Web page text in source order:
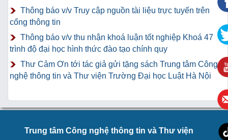
Thông báo v/v Truy cập nguồn tài liệu trực tuyến trên
cổng thông tin
Thông báo v/v thu nhận khoá luận tốt nghiệp Khoá 47
trình độ đại học hình thức đào tạo chính quy
Thư Cảm Ơn tới tác giả gửi tặng sách Trung tâm Công
nghệ thông tin và Thư viện Trường Đại học Luật Hà Nội
Trung tâm Công nghệ thông tin và Thư viện